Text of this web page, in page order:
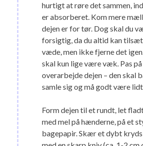
hurtigt at røre det sammen,
er absorberet. Kom mere
dejen er for tør. Dog skal du
forsigtig, da du altid kan
væde, men ikke fjerne det
skal kun lige være væk. Pas
overarbejde dejen – den skal
samle sig og må godt være
Form dejen til et rundt, let
med mel på hænderne, på et
bagepapir. Skær et dybt